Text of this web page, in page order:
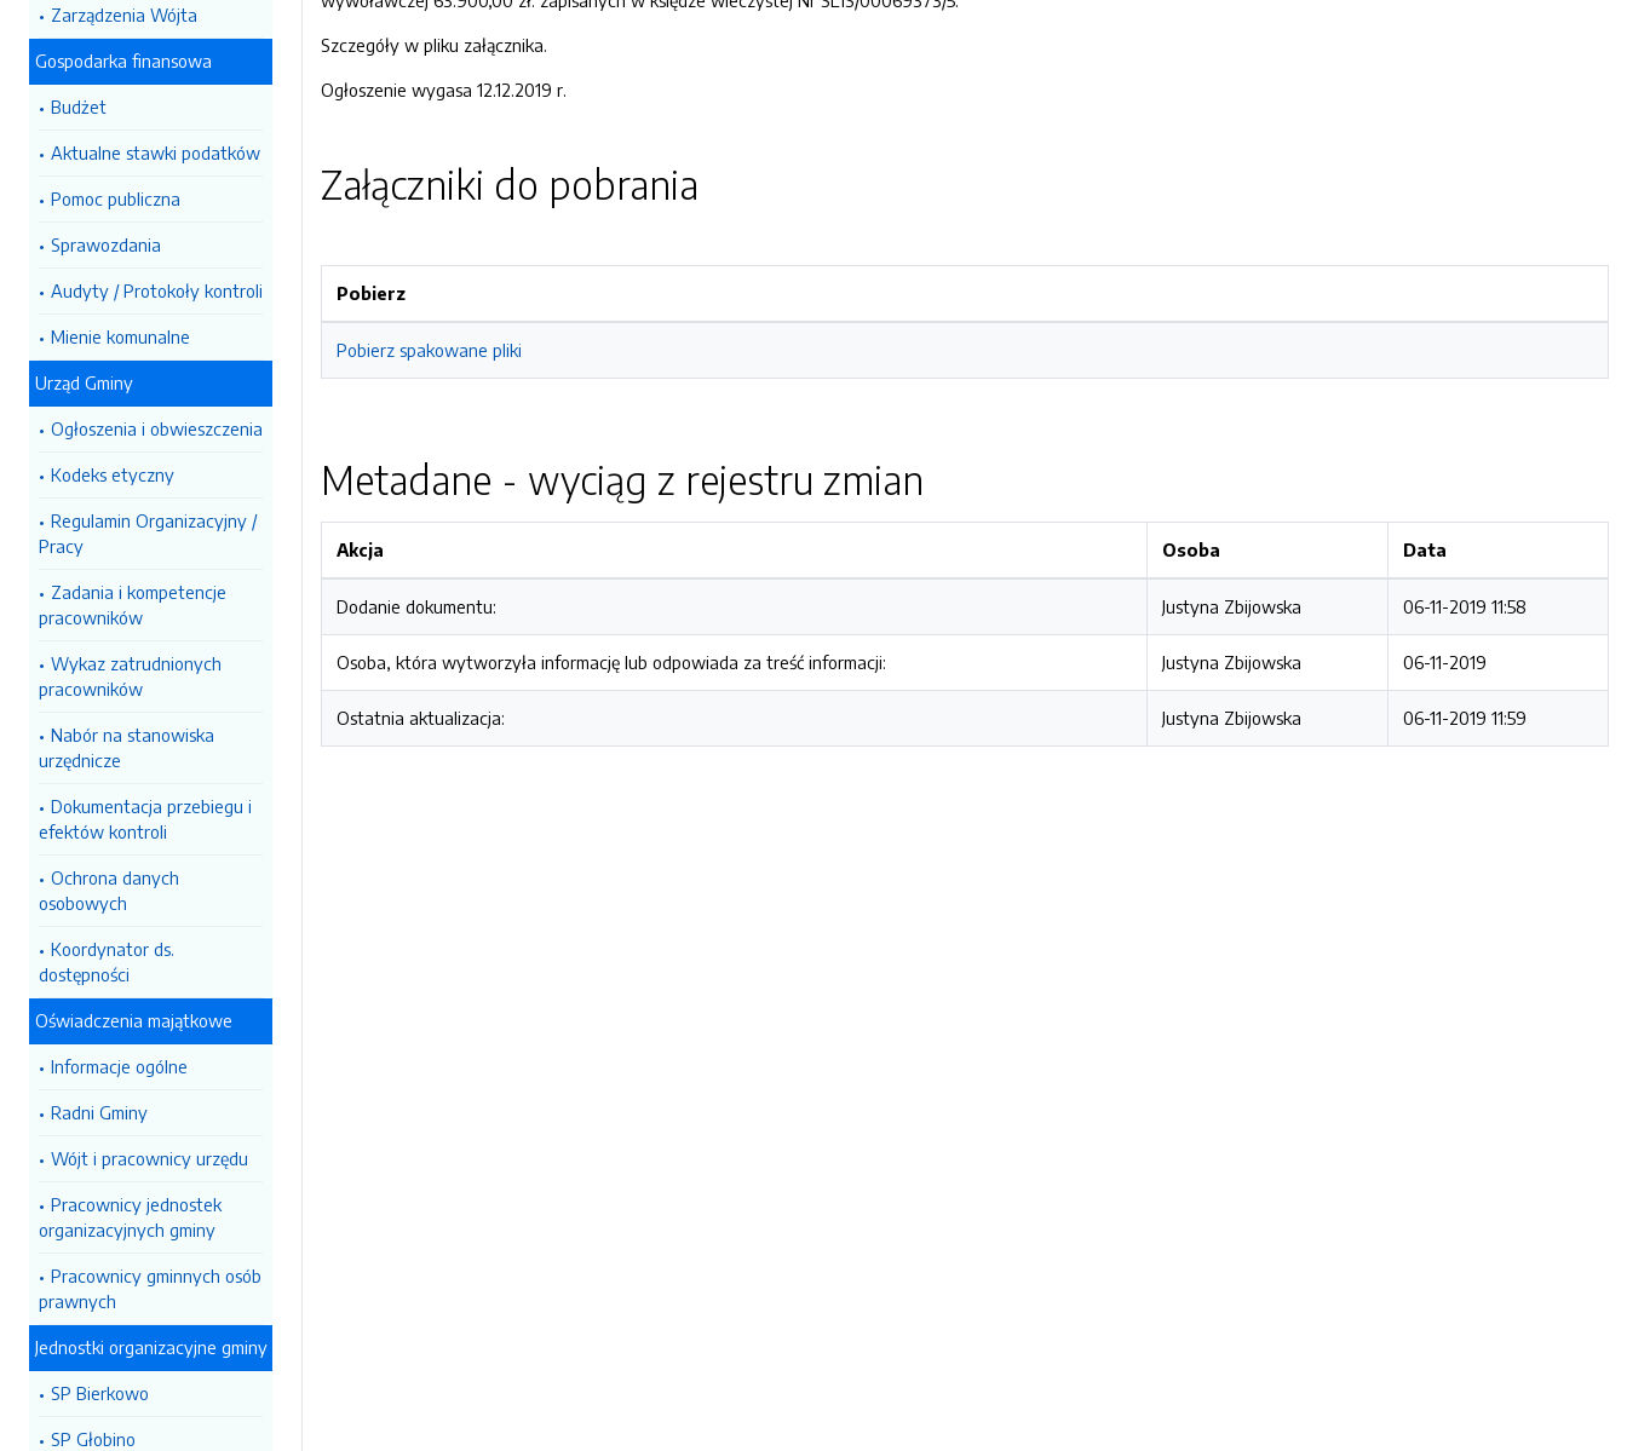
Zarządzenia Wójta
Gospodarka finansowa
Budżet
Aktualne stawki podatków
Pomoc publiczna
Sprawozdania
Audyty / Protokoły kontroli
Mienie komunalne
Urząd Gminy
Ogłoszenia i obwieszczenia
Kodeks etyczny
Regulamin Organizacyjny /
Pracy
Zadania i kompetencje
pracowników
Wykaz zatrudnionych
pracowników
Nabór na stanowiska
urzędnicze
Dokumentacja przebiegu i
efektów kontroli
Ochrona danych
osobowych
Koordynator ds.
dostępności
Oświadczenia majątkowe
Informacje ogólne
Radni Gminy
Wójt i pracownicy urzędu
Pracownicy jednostek
organizacyjnych gminy
Pracownicy gminnych osób
prawnych
Jednostki organizacyjne gminy
SP Bierkowo
SP Głobino
Szczegóły w pliku załącznika.
Ogłoszenie wygasa 12.12.2019 r.
Załączniki do pobrania
Pobierz
Pobierz spakowane pliki
Metadane - wyciąg z rejestru zmian
Akcja Osoba Data
Dodanie dokumentu: Justyna Zbijowska 06-11-2019 11:58
Osoba, która wytworzyła informację lub odpowiada za treść informacji: Justyna Zbijowska 06-11-2019
Ostatnia aktualizacja: Justyna Zbijowska 06-11-2019 11:59